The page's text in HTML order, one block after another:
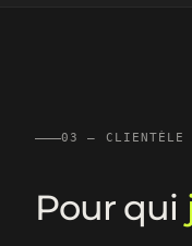
03 — CLIENTÈLE
Pour qui